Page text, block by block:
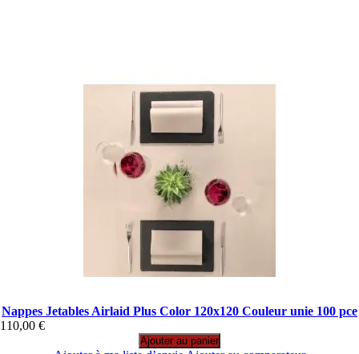
Nappes Jetables Airlaid Plus Color 120x120 Couleur unie 100 pce
110,00 €
Ajouter au panier